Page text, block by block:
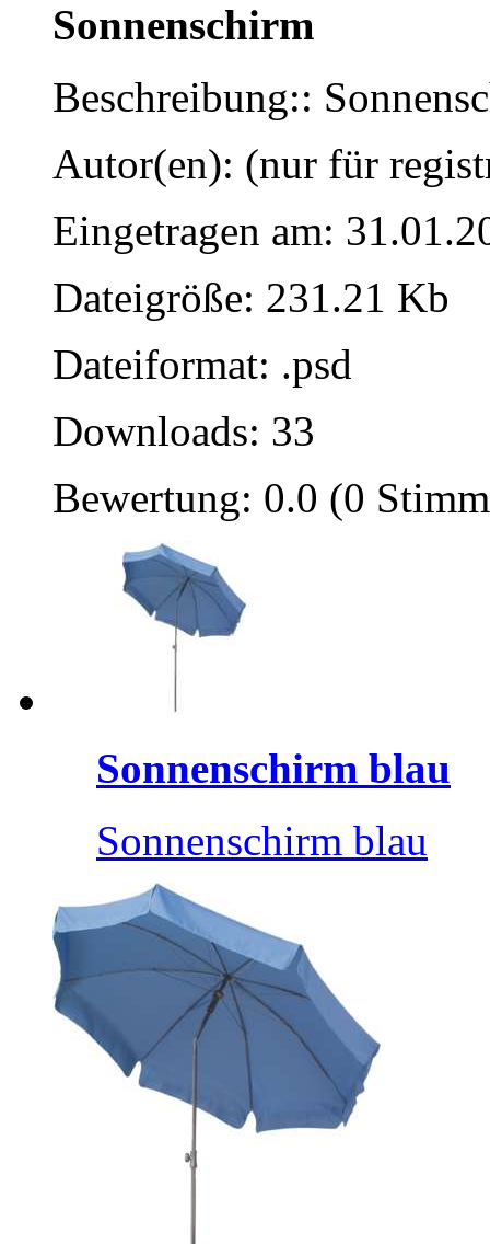
Sonnenschirm
Beschreibung::
Autor(en): (nur für
Eingetragen am:
Dateigröße: 231.21 Kb
Dateiformat: .psd
Downloads: 33
Bewertung: 0.0 (0
Sonnenschirm blau
Sonnenschirm blau